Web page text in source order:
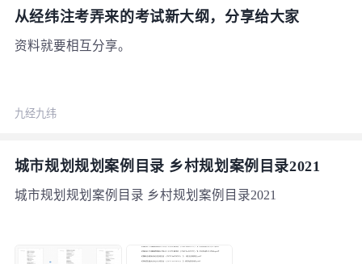
从经纬注考弄来的考试新大纲，分享给大家
资料就要相互分享。
九经九纬
城市规划规划案例目录 乡村规划案例目录2021
城市规划规划案例目录 乡村规划案例目录2021